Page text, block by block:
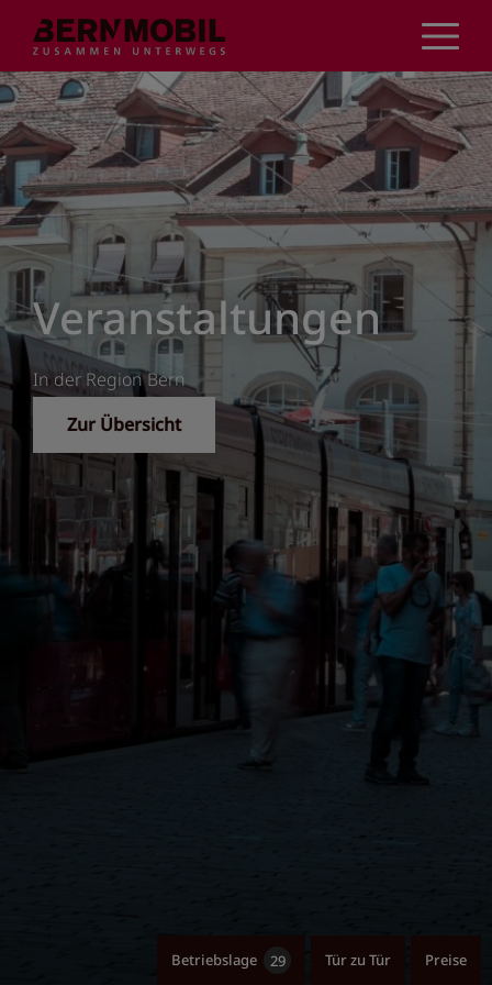
Inhalt
Betriebslage 29 Tür zu Tür Preise
Informiert über
WhatsApp
News zu Umleitungen und Einschränkungen
Jetzt abonnieren